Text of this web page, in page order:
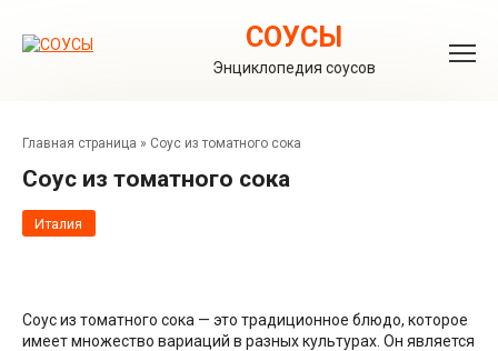
контенту
СОУСЫ
Энциклопедия соусов
Главная страница » Соус из томатного сока
Соус из томатного сока
Италия
Соус из томатного сока — это традиционное блюдо, которое
имеет множество вариаций в разных культурах. Он является